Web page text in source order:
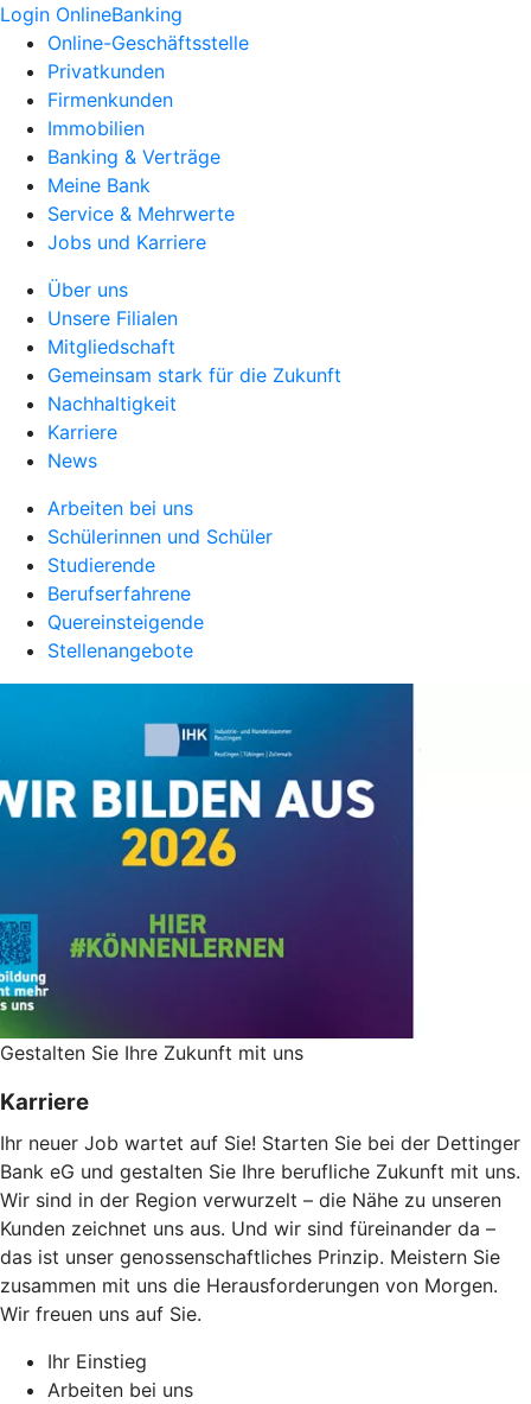
Login OnlineBanking
Online-Geschäftsstelle
Privatkunden
Firmenkunden
Immobilien
Banking & Verträge
Meine Bank
Service & Mehrwerte
Jobs und Karriere
Über uns
Unsere Filialen
Mitgliedschaft
Gemeinsam stark für die Zukunft
Nachhaltigkeit
Karriere
News
Arbeiten bei uns
Schülerinnen und Schüler
Studierende
Berufserfahrene
Quereinsteigende
Stellenangebote
Gestalten Sie ­Ihre Zukunft mit uns
Karriere
Ihr neuer Job wartet auf Sie! Starten Sie bei der Dettinger
Bank eG und gestalten Sie Ihre berufliche Zukunft mit uns.
Wir sind in der Region verwurzelt – die Nähe zu unseren
Kunden zeichnet uns aus. Und wir sind füreinander da –
das ist unser genossenschaftliches Prinzip. Meistern Sie
zusammen mit uns die Herausforderungen von Morgen.
Wir freuen uns auf Sie.
Ihr Einstieg
Arbeiten bei uns